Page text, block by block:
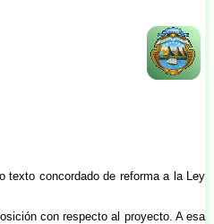
texto concordado de reforma a la Ley
con respecto al proyecto. A esa